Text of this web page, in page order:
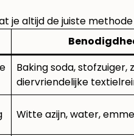
je altijd de juiste
Baking soda,
diervriendelijke
Witte azijn, water,